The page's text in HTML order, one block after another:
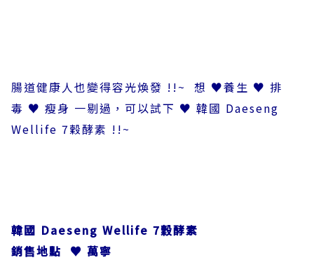
腸道健康人也變得容光煥發 !!~ 想 ♥養生 ♥ 排
毒 ♥ 瘦身 一剔過，可以試下 ♥ 韓國 Daeseng
Wellife 7穀酵素 !!~
韓國 Daeseng Wellife 7穀酵素
銷售地點 ♥ 萬寧